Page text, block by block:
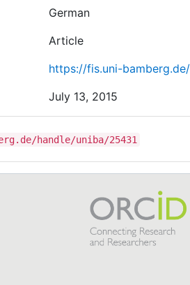
German
Article
https://fis.uni-
July 13, 2015
handle/uniba/25431